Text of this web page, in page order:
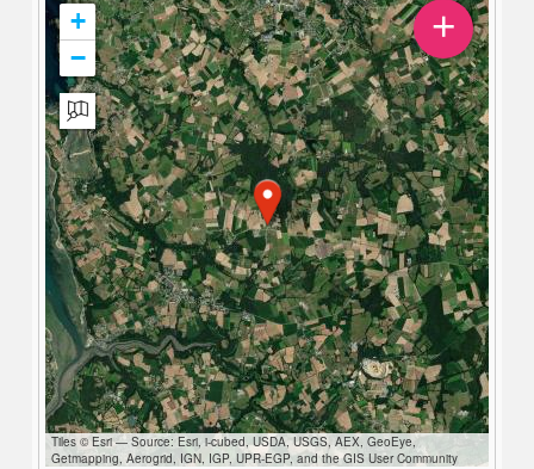
+
−
Tiles © Esri — Source: Esri, i-cubed, USDA, USGS, AEX, GeoEye,
Getmapping, Aerogrid, IGN, IGP, UPR-EGP, and the GIS User Community
+